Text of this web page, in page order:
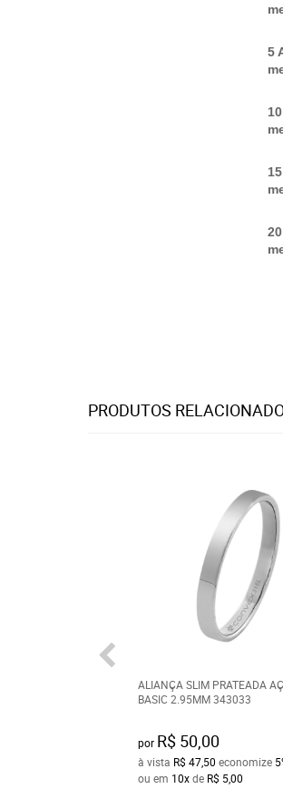
5
PRODUTOS
ALIANÇA SLIM PRATEADA
BASIC 2.95MM 343033
por R$ 50,00
à vista R$ 47,50 economize
ou em 10xde R$ 5,00